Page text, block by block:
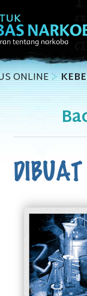
ONLINE